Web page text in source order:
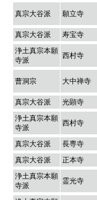
真宗大谷派 願立寺
真宗大谷派 寿宝寺
浄土真宗本願
寺派
西村寺
曹洞宗 大中禅寺
真宗大谷派 光顕寺
浄土真宗本願
寺派
西村寺
真宗大谷派 長専寺
真宗大谷派 正本寺
浄土真宗本願
寺派
霊光寺